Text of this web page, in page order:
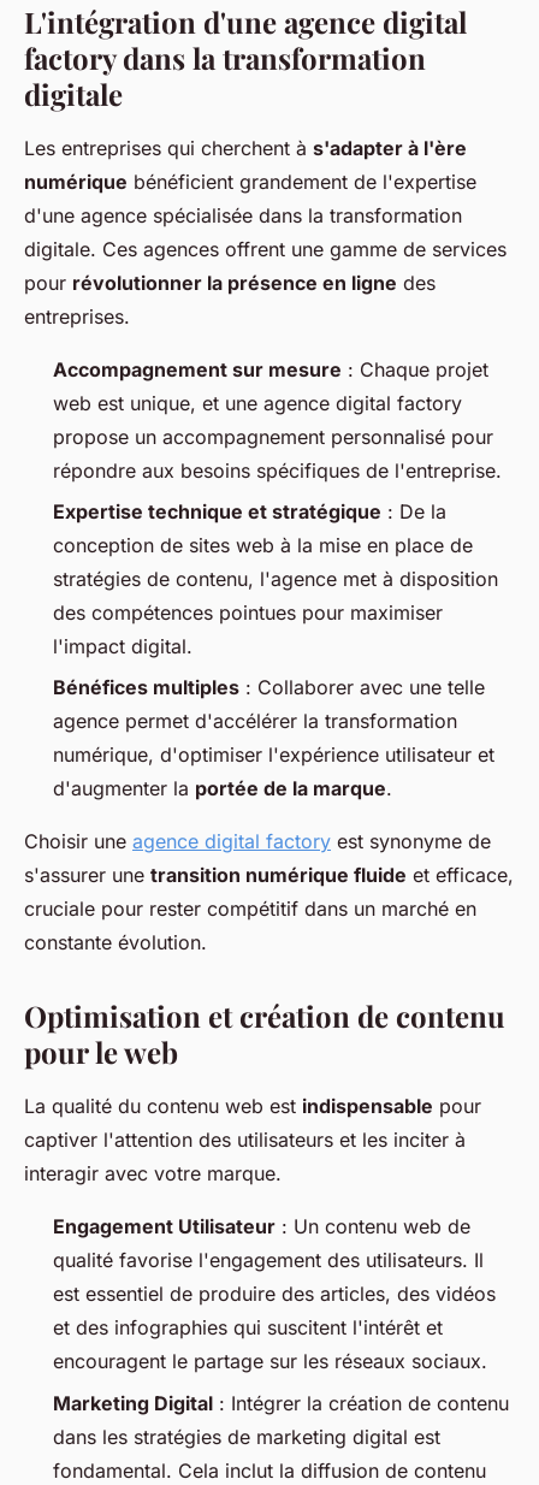
L'intégration d'une agence digital
factory dans la transformation
digitale
Les entreprises qui cherchent à s'adapter à l'ère
numérique bénéficient grandement de l'expertise
d'une agence spécialisée dans la transformation
digitale. Ces agences offrent une gamme de services
pour révolutionner la présence en ligne des
entreprises.
Accompagnement sur mesure : Chaque projet
web est unique, et une agence digital factory
propose un accompagnement personnalisé pour
répondre aux besoins spécifiques de l'entreprise.
Expertise technique et stratégique : De la
conception de sites web à la mise en place de
stratégies de contenu, l'agence met à disposition
des compétences pointues pour maximiser
l'impact digital.
Bénéfices multiples : Collaborer avec une telle
agence permet d'accélérer la transformation
numérique, d'optimiser l'expérience utilisateur et
d'augmenter la portée de la marque.
Choisir une agence digital factory est synonyme de
s'assurer une transition numérique fluide et efficace,
cruciale pour rester compétitif dans un marché en
constante évolution.
Optimisation et création de contenu
pour le web
La qualité du contenu web est indispensable pour
captiver l'attention des utilisateurs et les inciter à
interagir avec votre marque.
Engagement Utilisateur : Un contenu web de
qualité favorise l'engagement des utilisateurs. Il
est essentiel de produire des articles, des vidéos
et des infographies qui suscitent l'intérêt et
encouragent le partage sur les réseaux sociaux.
Marketing Digital : Intégrer la création de contenu
dans les stratégies de marketing digital est
fondamental. Cela inclut la diffusion de contenu